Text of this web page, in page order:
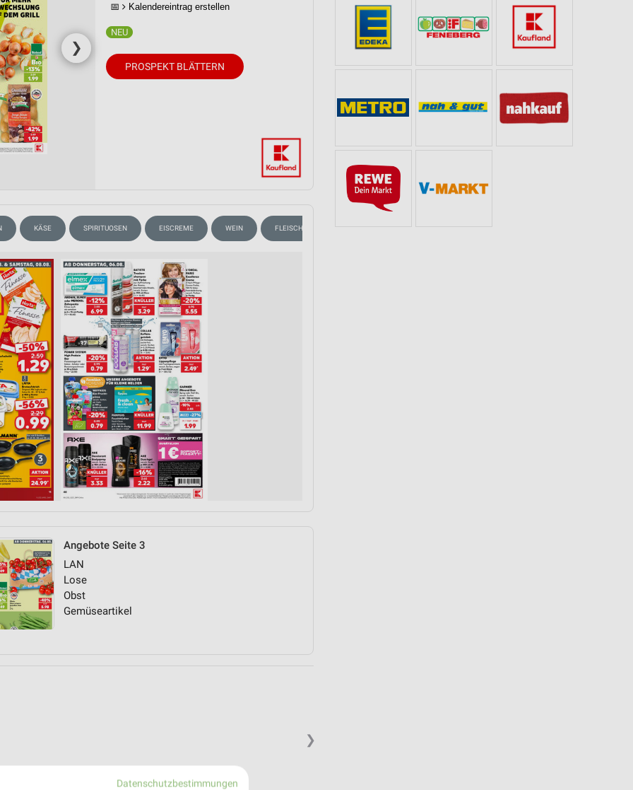
❯
📅 Kalendereintrag erstellen
PROSPEKT BLÄTTERN
KÄSE SPIRITUOSEN EISCREME WEIN FLEISCH & WURST
Angebote Seite 3
LAN
Lose
Obst
Gemüseartikel
❯
Datenschutzbestimmungen